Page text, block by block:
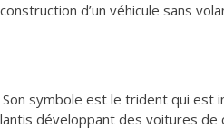
d’un véhicule sans
symbole est le trident qui est
développant des voitures de